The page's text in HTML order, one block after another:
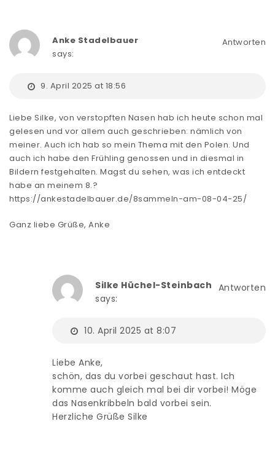
Antworten
Anke Stadelbauer
says:
9. April 2025 at 18:56
Liebe Silke, von verstopften Nasen hab ich heute schon mal
gelesen und vor allem auch geschrieben: nämlich von
meiner. Auch ich hab so mein Thema mit den Polen. Und
auch ich habe den Frühling genossen und in diesmal in
Bildern festgehalten. Magst du sehen, was ich entdeckt
habe an meinem 8.?
https://ankestadelbauer.de/8sammeln-am-08-04-25/
Ganz liebe Grüße, Anke
Antworten
Silke Hüchel-Steinbach
says:
10. April 2025 at 8:07
Liebe Anke,
schön, das du vorbei geschaut hast. Ich
komme auch gleich mal bei dir vorbei! Möge
das Nasenkribbeln bald vorbei sein.
Herzliche Grüße Silke